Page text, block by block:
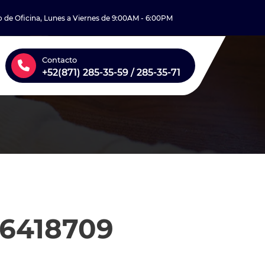
de Oficina, Lunes a Viernes de 9:00AM - 6:00PM
Contacto
+52(871) 285-35-59 / 285-35-71